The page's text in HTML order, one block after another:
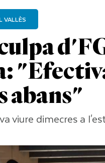
abans"
VALLÈS
viure dimecres a